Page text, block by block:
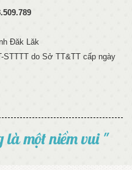
Đăk Lăk
STTTT do Sở TT&TT cấp ngày
là một niềm vui "